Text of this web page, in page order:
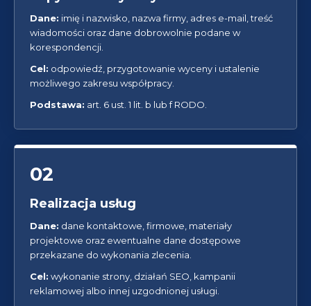
Dane: imię i nazwisko, nazwa firmy, adres e-mail, treść
wiadomości oraz dane dobrowolnie podane w
korespondencji.
Cel: odpowiedź, przygotowanie wyceny i ustalenie
możliwego zakresu współpracy.
Podstawa: art. 6 ust. 1 lit. b lub f RODO.
02
Realizacja usług
Dane: dane kontaktowe, firmowe, materiały
projektowe oraz ewentualne dane dostępowe
przekazane do wykonania zlecenia.
Cel: wykonanie strony, działań SEO, kampanii
reklamowej albo innej uzgodnionej usługi.